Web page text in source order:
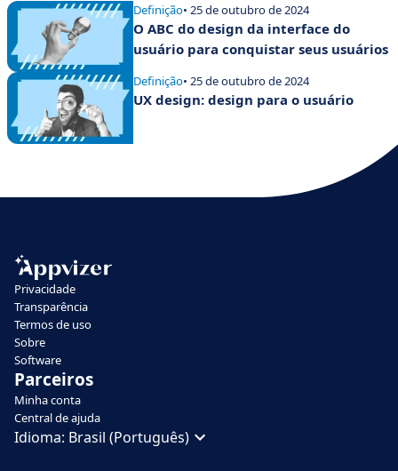
Definição• 25 de outubro de 2024
O ABC do design da interface do
usuário para conquistar seus usuários
Definição• 25 de outubro de 2024
UX design: design para o usuário
Privacidade
Transparência
Termos de uso
Sobre
Software
Parceiros
Minha conta
Central de ajuda
Idioma: Brasil (Português)